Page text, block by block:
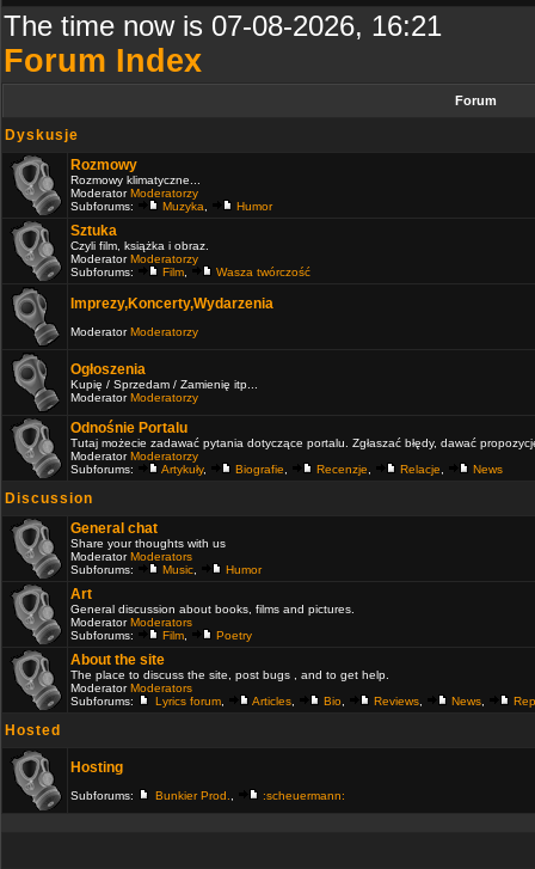
The time now is 07-08-2026, 16:21
Forum Index
Forum
Dyskusje
Rozmowy
Rozmowy klimatyczne...
ModeratorModeratorzy
Subforums:
Muzyka Humor
Sztuka
Czyli film, książka i obraz.
ModeratorModeratorzy
Subforums:
Film Wasza twórczość
Imprezy,Koncerty,Wydarzenia
ModeratorModeratorzy
Ogłoszenia
Kupię / Sprzedam / Zamienię itp...
ModeratorModeratorzy
Odnośnie Portalu
Tutaj możecie zadawać pytania dotyczące portalu. Zgłaszać błędy, dawać
ModeratorModeratorzy
Subforums:
Artykuły, Biografie Recenzje Relacje News
Discussion
General chat
Share your thoughts with us
ModeratorModerators
Subforums:
Music Humor
Art
General discussion about books, films and pictures.
ModeratorModerators
Subforums:
Film Poetry
About the site
The place to discuss the site, post bugs , and to get help.
ModeratorModerators
Subforums:
Lyrics forum Articles Bio Reviews News
Hosted
Hosting
Subforums: Bunkier Prod. :scheuermann: